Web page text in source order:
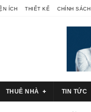
ÍCH THIẾT KẾ CHÍNH SÁCH
THUÊ NHÀ TIN TỨC